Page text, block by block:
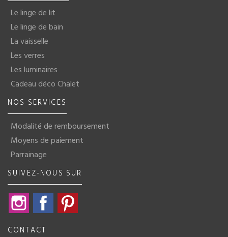
Le linge de lit
Le linge de bain
La vaisselle
Les verres
Les luminaires
Cadeau déco Chalet
NOS SERVICES
Modalité de remboursement
Moyens de paiement
Parrainage
SUIVEZ-NOUS SUR
InstagramFacebook
CONTACT